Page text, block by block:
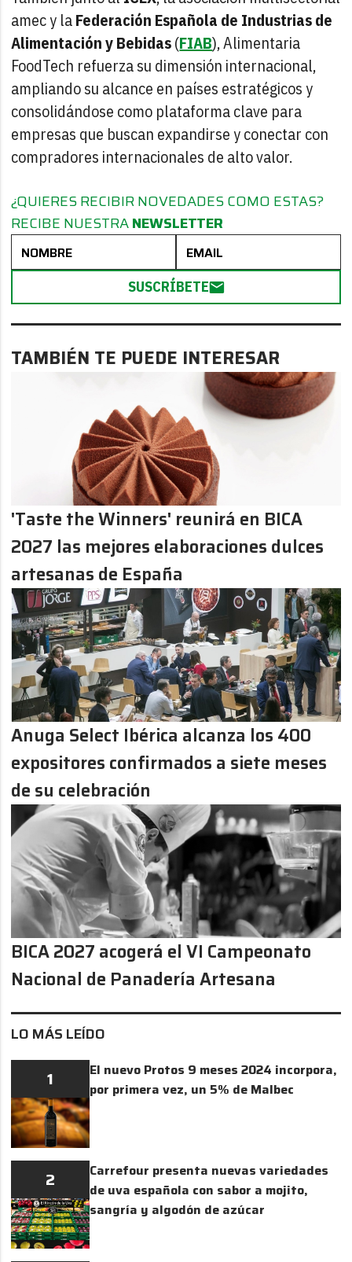
LO MÁS LEÍDO
1
El nuevo Protos 9 meses 2024 incorpora,
por primera vez, un 5% de Malbec
2
Carrefour presenta nuevas variedades
de uva española con sabor a mojito,
sangría y algodón de azúcar
amec y laFederación Española de Industrias de
Alimentación y Bebidas(FIAB), Alimentaria
FoodTech refuerza su dimensión internacional,
ampliando su alcance en países estratégicos y
consolidándose como plataforma clave para
empresas que buscan expandirse y conectar con
compradores internacionales de alto valor.
¿QUIERES RECIBIR NOVEDADES COMO ESTAS?
RECIBE NUESTRANEWSLETTER
SUSCRÍBETE
TAMBIÉN TE PUEDE INTERESAR
'Taste the Winners' reunirá en BICA
2027 las mejores elaboraciones dulces
artesanas de España
Anuga Select Ibérica alcanza los 400
expositores confirmados a siete meses
de su celebración
BICA 2027 acogerá el VI Campeonato
Nacional de Panadería Artesana